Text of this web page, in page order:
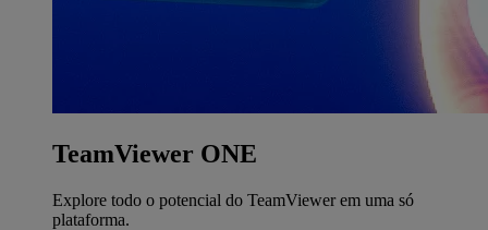
TeamViewer ONE
Explore todo o potencial do TeamViewer em uma só
plataforma.